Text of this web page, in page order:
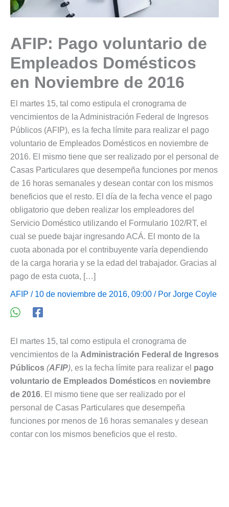
AFIP: Pago voluntario de
Empleados Domésticos
en Noviembre de 2016
El martes 15, tal como estipula el cronograma de
vencimientos de la Administración Federal de Ingresos
Públicos (AFIP), es la fecha límite para realizar el pago
voluntario de Empleados Domésticos en noviembre de
2016. El mismo tiene que ser realizado por el personal de
Casas Particulares que desempeña funciones por menos
de 16 horas semanales y desean contar con los mismos
beneficios que el resto. El día de la fecha vence el pago
obligatorio que deben realizar los empleadores del
Servicio Doméstico utilizando el Formulario 102/RT, el
cual se puede bajar ingresando ACÁ. El monto de la
cuota abonada por el contribuyente varía dependiendo
de la carga horaria y se la edad del trabajador. Gracias al
pago de esta cuota, […]
AFIP / 10 de noviembre de 2016, 09:00 / Por Jorge Coyle
El martes 15, tal como estipula el cronograma de
vencimientos de la Administración Federal de Ingresos
Públicos (AFIP), es la fecha límite para realizar el pago
voluntario de Empleados Domésticos en noviembre
de 2016. El mismo tiene que ser realizado por el
personal de Casas Particulares que desempeña
funciones por menos de 16 horas semanales y desean
contar con los mismos beneficios que el resto.